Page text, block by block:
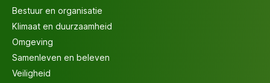
Bestuur en organisatie
Klimaat en duurzaamheid
Omgeving
Samenleven en beleven
Veiligheid